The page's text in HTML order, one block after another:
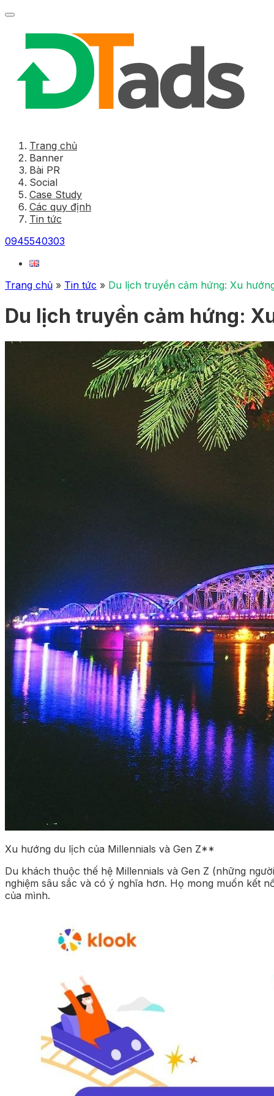
Trang chủ
Banner
Bài PR
Social
Case Study
Các quy định
Tin tức
0945540303
Trang chủ » Tin tức » Du lịch truyền cảm hứng: Xu
Du lịch truyền cảm hứng:
Xu hướng du lịch của Millennials và Gen Z**
Du khách thuộc thế hệ Millennials và Gen Z (những
nghiệm sâu sắc và có ý nghĩa hơn. Họ mong muốn kết
của mình.